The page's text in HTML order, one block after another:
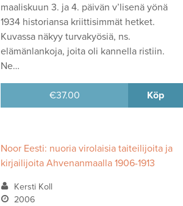
maaliskuun 3. ja 4. päivän v’lisenä yönä
1934 historiansa kriittisimmät hetket.
Kuvassa näkyy turvakyösiä, ns.
elämänlankoja, joita oli kannella ristiin.
Ne…
€37.00 Köp
Noor Eesti: nuoria virolaisia taiteilijoita ja
kirjailijoita Ahvenanmaalla 1906-1913
Kersti Koll
2006